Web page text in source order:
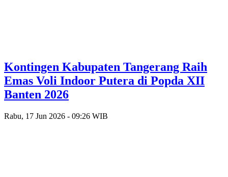
Kontingen Kabupaten Tangerang Raih
Emas Voli Indoor Putera di Popda XII
Banten 2026
Rabu, 17 Jun 2026 - 09:26 WIB